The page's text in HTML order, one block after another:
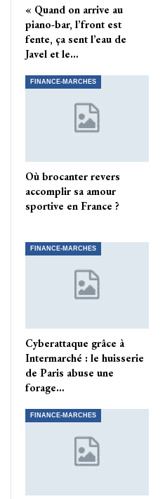
« Quand on arrive au
piano-bar, l’front est
fente, ça sent l’eau de
Javel et le…
FINANCE-MARCHES
Où brocanter revers
accomplir sa amour
sportive en France ?
FINANCE-MARCHES
Cyberattaque grâce à
Intermarché : le huisserie
de Paris abuse une
forage…
FINANCE-MARCHES